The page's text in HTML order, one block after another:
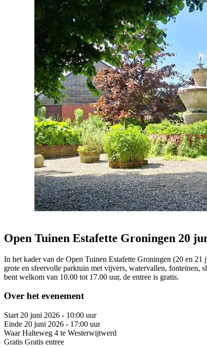
Open Tuinen Estafette Groningen 20
In het kader van de Open Tuinen Estafette Groningen (20 en
grote en sfeervolle parktuin met vijvers, watervallen, fonteinen,
bent welkom van 10.00 tot 17.00 uur, de entree is gratis.
Over het evenement
Start 20 juni 2026 - 10:00 uur
Einde 20 juni 2026 - 17:00 uur
Waar Halteweg 4 te Westerwijtwerd
Gratis Gratis entree